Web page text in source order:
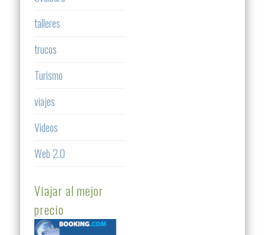
talleres
trucos
Turismo
viajes
Videos
Web 2.0
Viajar al mejor
precio